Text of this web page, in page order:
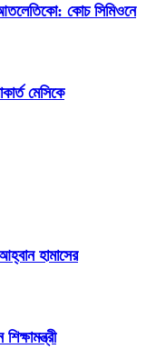
কোচ সিমিওনে
মেসিকে
হামাসের